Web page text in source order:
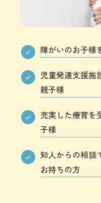
障がいのお子様
児童発達支援施
親子様
充実した療育を
子様
知人からの相談
お持ちの方